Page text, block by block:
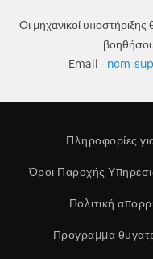
Οι μηχανικοί
Email - ncm-
Πληροφορίες
Όροι Παροχής
Πολιτική
Πρόγραμμα